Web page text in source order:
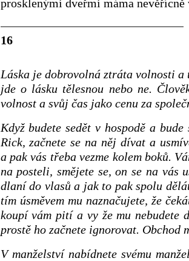
prosklenými dveřmi máma
16
Láska je dobrovolná ztráta volnosti
jde o lásku tělesnou nebo ne.
volnost a svůj čas jako cenu za
Když budete sedět v hospodě a
Rick, začnete se na něj dívat a
a pak vás třeba vezme kolem boků.
na posteli, smějete se, on se na vás
dlaní do vlasů a jak to pak spolu
tím úsměvem mu naznačujete, že
koupí vám pití a vy že mu nebudete
prostě ho začnete ignorovat. Obchod
V manželství nabídnete svému